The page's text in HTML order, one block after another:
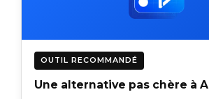
OUTIL RECOMMANDÉ
Une alternative pas chère à